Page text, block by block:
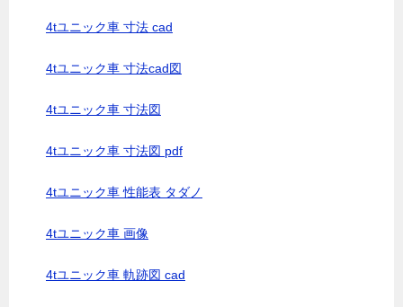
4tユニック車 寸法 cad
4tユニック車 寸法cad図
4tユニック車 寸法図
4tユニック車 寸法図 pdf
4tユニック車 性能表 タダノ
4tユニック車 画像
4tユニック車 軌跡図 cad